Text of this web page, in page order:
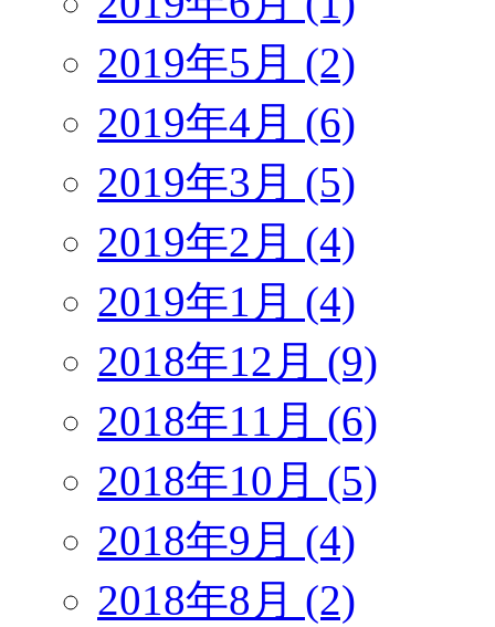
2019年5月 (2)
2019年4月 (6)
2019年3月 (5)
2019年2月 (4)
2019年1月 (4)
2018年12月 (9)
2018年11月 (6)
2018年10月 (5)
2018年9月 (4)
2018年8月 (2)